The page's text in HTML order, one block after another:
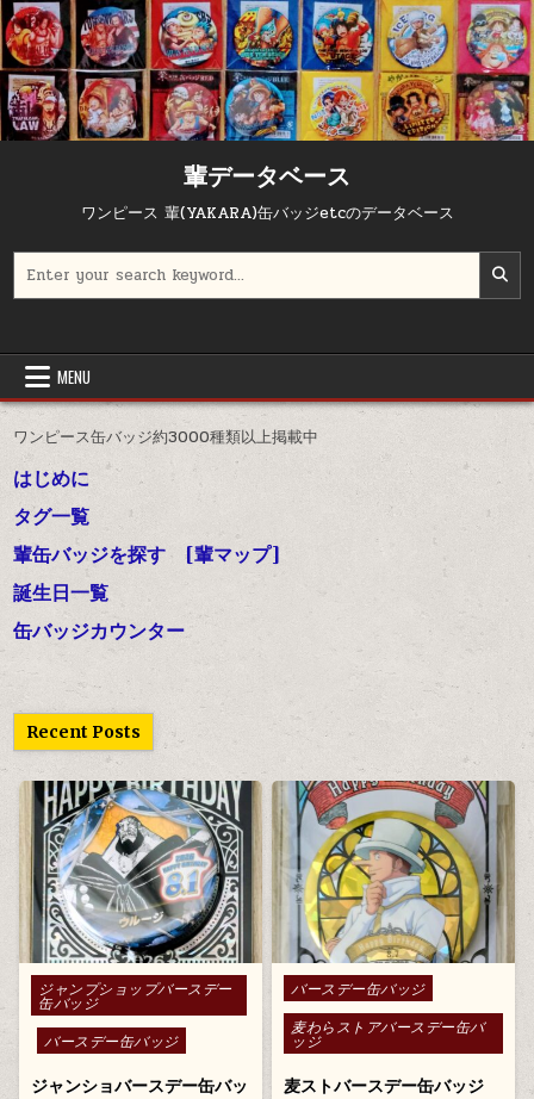
Skip to content
輩データベース
ワンピース 輩(YAKARA)缶バッジetcのデータベース
MENU
ワンピース缶バッジ約3000種類以上掲載中
はじめに
タグ一覧
輩缶バッジを探す
[輩マップ]
誕生日一覧
缶バッジカウンター
Recent Posts
Posted in
ジャンプショップバースデー
缶バッジ
バースデー缶バッジ
ジャンショバースデー缶バッ
Posted in
バースデー缶バッジ
麦わらストアバースデー缶バ
ッジ
麦ストバースデー缶バッジ